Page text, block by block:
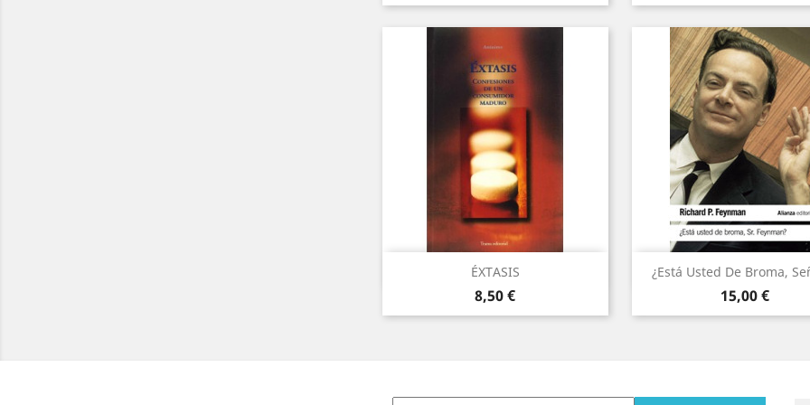
ÉXTASIS
Precio
8,50 €
Vista rápida ¿Está Usted De Broma,
Precio
15,00 €
Vista rápida